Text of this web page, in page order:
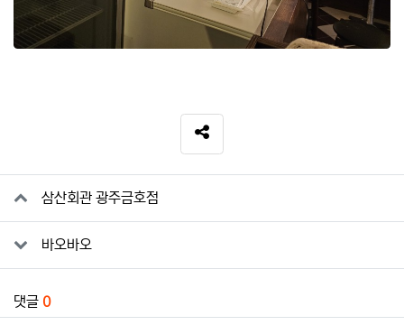
SNS 공유
관련자료삼산회관 광주금호점
바오바오
댓글 0